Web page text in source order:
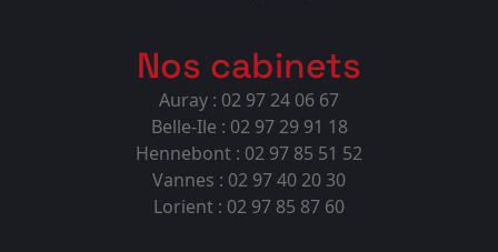
Nos cabinets
Auray : 02 97 24 06 67
Belle-Ile : 02 97 29 91 18
Hennebont : 02 97 85 51 52
Vannes : 02 97 40 20 30
Lorient : 02 97 85 87 60